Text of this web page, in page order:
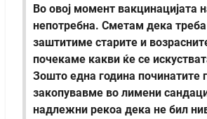
Во овој момент вакцинацијата
непотребна. Сметам дека
заштитиме старите и
почекаме какви ќе се
Зошто една година починатите
закопувавме во лимени
надлежни рекоа дека не бил